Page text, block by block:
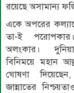
রয়েছে অসামান্য
একে অপরের
তা-ই
অলংকার।
বিনিময়ে মহান
ঘোষণা
জান্নাতের